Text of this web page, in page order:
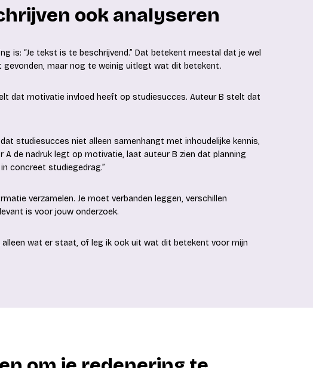
ook analyseren
is: “Je tekst is te beschrijvend.” Dat betekent meestal dat je wel
maar nog te weinig uitlegt wat dit betekent.
dat motivatie invloed heeft op studiesucces. Auteur B stelt dat
studiesucces niet alleen samenhangt met inhoudelijke kennis,
de nadruk legt op motivatie, laat auteur B zien dat planning
concreet studiegedrag.”
verzamelen. Je moet verbanden leggen, verschillen
is voor jouw onderzoek.
alleen wat er staat, of leg ik ook uit wat dit betekent voor mijn